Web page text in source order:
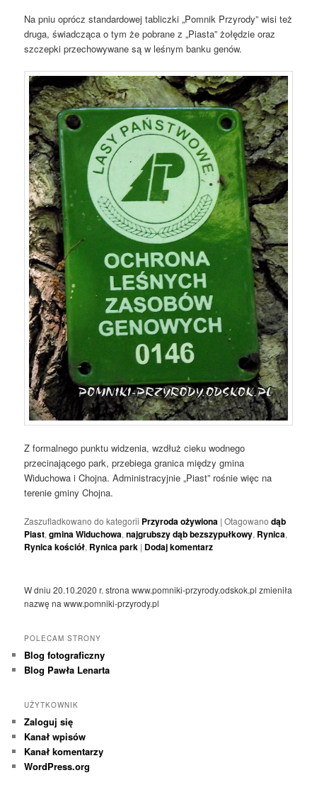
Na pniu oprócz standardowej tabliczki „Pomnik Przyrody” wisi też
druga, świadcząca o tym że pobrane z „Piasta” żołędzie oraz
szczepki przechowywane są w leśnym banku genów.
Z formalnego punktu widzenia, wzdłuż cieku wodnego
przecinającego park, przebiega granica między gmina
Widuchowa i Chojna. Administracyjnie „Piast” rośnie więc na
terenie gminy Chojna.
Zaszufladkowano do kategorii Przyroda ożywiona |Otagowano dąb
Piast,gmina Widuchowa,najgrubszy dąb bezszypułkowy, Rynica,
Rynica kościół, Rynica park | Dodaj komentarz
W dniu 20.10.2020 r. strona www.pomniki-przyrody.odskok.pl zmieniła
nazwę na www.pomniki-przyrody.pl
POLECAM STRONY
Blog fotograficzny
Blog Pawła Lenarta
UŻYTKOWNIK
Zaloguj się
Kanał wpisów
Kanał komentarzy
WordPress.org